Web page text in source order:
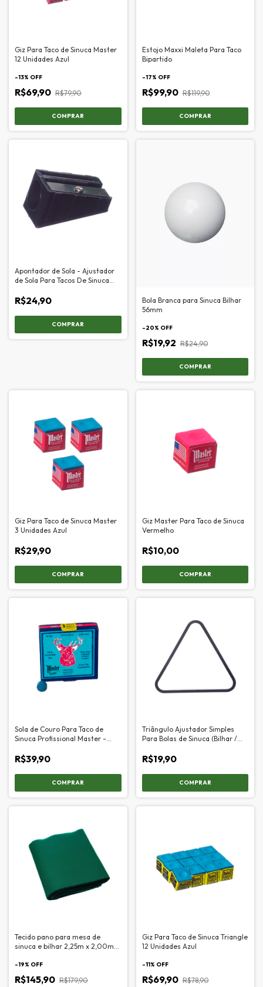
Giz Para Taco de Sinuca Master
12 Unidades Azul
-13% OFF
R$69,90 R$79,90
Estojo Maxxi Maleta Para Taco
Bipartido
-17% OFF
R$99,90 R$119,90
Apontador de Sola - Ajustador
de Sola Para Tacos De Sinuca
R$24,90
COMPRAR
Bola Branca para Sinuca Bilhar
56mm
-20% OFF
R$19,92 R$24,90
Giz Para Taco de Sinuca Master
3 Unidades Azul
R$29,90
Giz Master Para Taco de Sinuca
Vermelho
R$10,00
Sola de Couro Para Taco de
Sinuca Profissional Master -
R$39,90
Triângulo Ajustador Simples
Para Bolas de Sinuca (Bilhar /
R$19,90
Tecido pano para mesa de
sinuca e bilhar 2,25m x 2,00m
-19% OFF
R$145,90 R$179,90
Giz Para Taco de Sinuca Triangle
12 Unidades Azul
-11% OFF
R$69,90 R$78,90